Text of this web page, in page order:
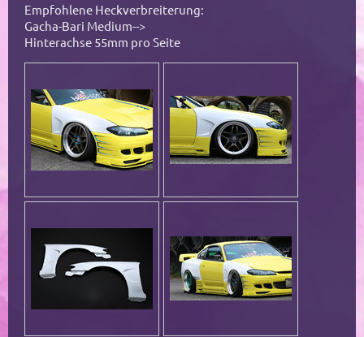
Empfohlene Heckverbreiterung:
Gacha-Bari Medium-->
Hinterachse 55mm pro Seite